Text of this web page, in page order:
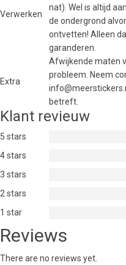
Verwerken
nat). Wel is altijd
de ondergrond
ontvetten! Alleen
garanderen.
Extra
Afwijkende maten
probleem. Neem
betreft.
Klant revieuw
5 stars
4 stars
3 stars
2 stars
1 star
Reviews
There are no reviews yet.